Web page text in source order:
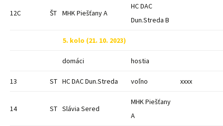
12C ŠT MHK Piešťany A
HC DAC
Dun.Streda B
5. kolo (21. 10. 2023)
domáci hostia
13 ST HC DAC Dun.Streda voľno xxxx
14 ST Slávia Sered
MHK Piešťany
A